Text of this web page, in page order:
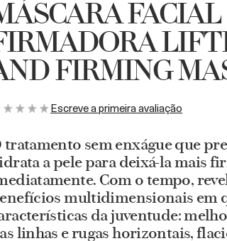
FACIAL
FIRMING
Escreve a primeira avaliação
tratamento sem enxágue que
a pele para deixá-la mais
Com o tempo,
multidimensionais em
da juventude:
linhas e rugas horizontais,